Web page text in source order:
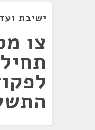
ישיבת ועדה של
צו